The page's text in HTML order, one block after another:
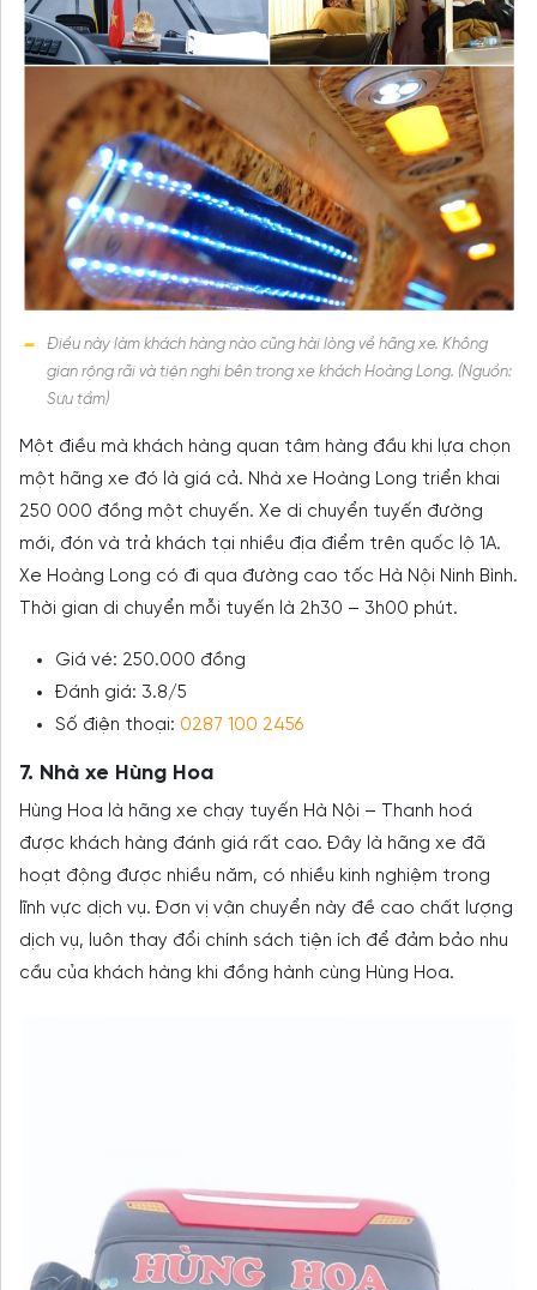
Điều này làm khách hàng nào cũng hài lòng về hãng xe. Không
gian rộng rãi và tiện nghi bên trong xe khách Hoàng Long. (Nguồn:
Sưu tầm)
Một điều mà khách hàng quan tâm hàng đầu khi lựa chọn
một hãng xe đó là giá cả. Nhà xe Hoàng Long triển khai
250 000 đồng một chuyến. Xe di chuyển tuyến đường
mới, đón và trả khách tại nhiều địa điểm trên quốc lộ 1A.
Xe Hoàng Long có đi qua đường cao tốc Hà Nội Ninh Bình.
Thời gian di chuyển mỗi tuyến là 2h30 – 3h00 phút.
Giá vé: 250.000 đồng
Đánh giá: 3.8/5
Số điện thoại: 0287 100 2456
7. Nhà xe Hùng Hoa
Hùng Hoa là hãng xe chạy tuyến Hà Nội – Thanh hoá
được khách hàng đánh giá rất cao. Đây là hãng xe đã
hoạt động được nhiều năm, có nhiều kinh nghiệm trong
lĩnh vực dịch vụ. Đơn vị vận chuyển này đề cao chất lượng
dịch vụ, luôn thay đổi chính sách tiện ích để đảm bảo nhu
cầu của khách hàng khi đồng hành cùng Hùng Hoa.